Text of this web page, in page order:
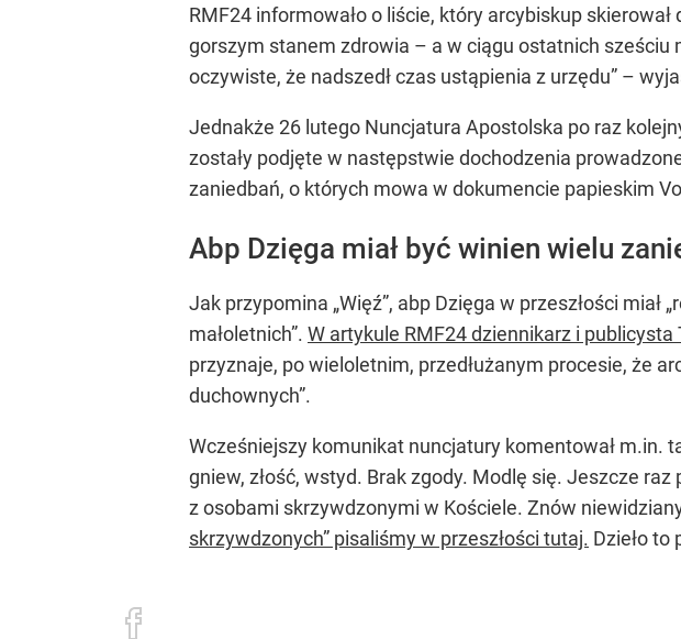
RMF24 informowało o liście, który arcybiskup
gorszym stanem zdrowia – a w ciągu ostatnich sześciu
oczywiste, że nadszedł czas ustąpienia z urzędu” –
Jednakże 26 lutego Nuncjatura Apostolska po raz
zostały podjęte w następstwie dochodzenia
zaniedbań, o których mowa w dokumencie papieskim
Abp Dzięga miał być winien wielu
Jak przypomina „Więź”, abp Dzięga w przeszłości
małoletnich”. W artykule RMF24 dziennikarz i
przyznaje, po wieloletnim, przedłużanym procesie, że
duchownych”.
Wcześniejszy komunikat nuncjatury komentował m.in.
gniew, złość, wstyd. Brak zgody. Modlę się. Jeszcze
z osobami skrzywdzonymi w Kościele. Znów
skrzywdzonych” pisaliśmy w przeszłości tutaj. Dzieło